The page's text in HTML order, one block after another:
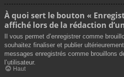
À quoi sert le bouton «
affiché lors de la rédaction
Il vous permet d’enregistrer comme
souhaitez finaliser et publier
messages enregistrés comme brouillons
l’utilisateur.
Haut